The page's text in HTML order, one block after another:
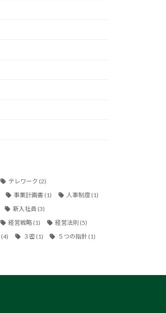
テレワーク (2)
事業計画書 (1) 人事制度(1)
新入社員 (3)
経営戦略 (1) 経営法則 (5)
(4) ３密(1) ５つの指針 (1)